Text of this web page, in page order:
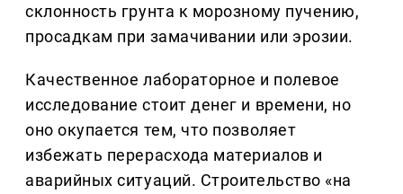
склонность грунта к морозному пучению,
просадкам при замачивании или эрозии.
Качественное лабораторное и полевое
исследование стоит денег и времени, но
оно окупается тем, что позволяет
избежать перерасхода материалов и
аварийных ситуаций. Строительство «на